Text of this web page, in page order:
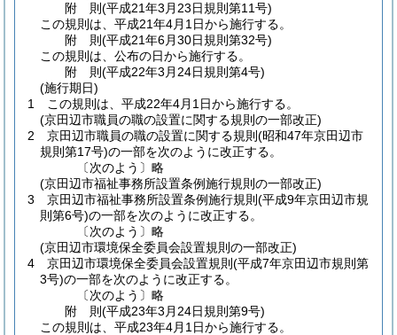
附 則(平成21年3月23日規則第11号)
この規則は、平成21年4月1日から施行する。
附 則(平成21年6月30日規則第32号)
この規則は、公布の日から施行する。
附 則(平成22年3月24日規則第4号)
(施行期日)
1
この規則は、平成22年4月1日から施行する。
(京田辺市職員の職の設置に関する規則の一部改正)
2
京田辺市職員の職の設置に関する規則 (昭和47年京田辺市
規則第17号)の一部を次のように改正する。
〔次のよう〕略
(京田辺市福祉事務所設置条例施行規則の一部改正)
3
京田辺市福祉事務所設置条例施行規則 (平成9年京田辺市規
則第6号)の一部を次のように改正する。
〔次のよう〕略
(京田辺市環境保全委員会設置規則の一部改正)
4
京田辺市環境保全委員会設置規則 (平成7年京田辺市規則第
3号)の一部を次のように改正する。
〔次のよう〕略
附 則(平成23年3月24日規則第9号)
この規則は、平成23年4月1日から施行する。